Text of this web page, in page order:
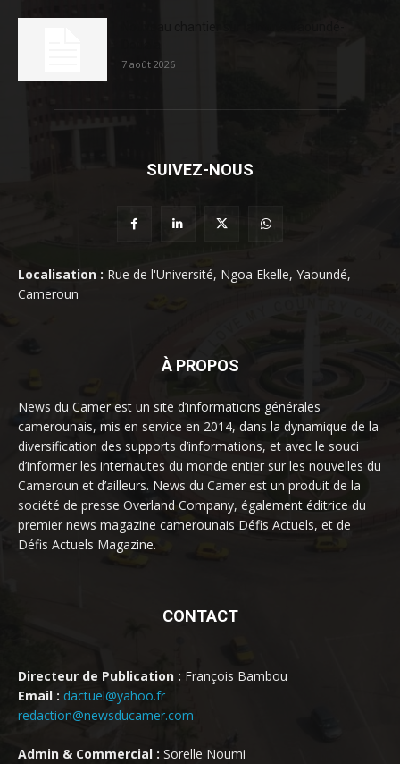
7 août 2026
SUIVEZ-NOUS
Localisation : Rue de l'Université, Ngoa Ekelle, Yaoundé,
Cameroun
À PROPOS
News du Camer est un site d’informations générales
camerounais, mis en service en 2014, dans la dynamique de la
diversification des supports d’informations, et avec le souci
d’informer les internautes du monde entier sur les nouvelles du
Cameroun et d’ailleurs. News du Camer est un produit de la
société de presse Overland Company, également éditrice du
premier news magazine camerounais Défis Actuels, et de
Défis Actuels Magazine.
CONTACT
Directeur de Publication : François Bambou
Email : dactuel@yahoo.fr
redaction@newsducamer.com
Admin & Commercial : Sorelle Noumi